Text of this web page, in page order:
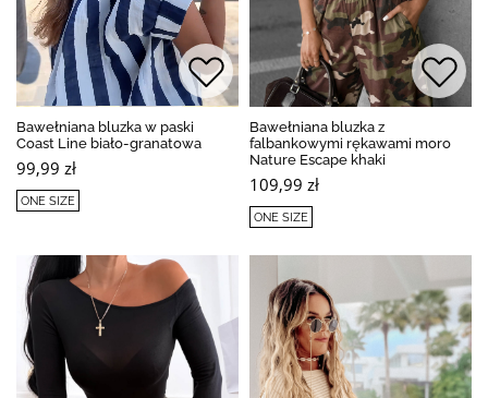
Bawełniana bluzka w paski
Coast Line biało-granatowa
99,99 zł
ONE SIZE
Bawełniana bluzka z
falbankowymi rękawami moro
Nature Escape khaki
109,99 zł
ONE SIZE